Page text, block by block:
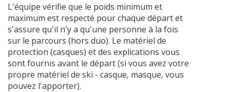
L'équipe vérifie que le poids minimum et
maximum est respecté pour chaque départ et
s'assure qu'il n'y a qu'une personne à la fois
sur le parcours (hors duo). Le matériel de
protection (casques) et des explications vous
sont fournis avant le départ (si vous avez votre
propre matériel de ski - casque, masque, vous
pouvez l'apporter).